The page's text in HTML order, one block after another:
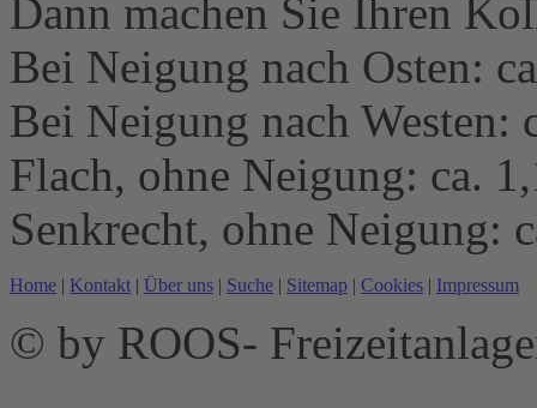
Dann machen Sie Ihren
Bei Neigung nach Osten:
Bei Neigung nach Westen:
Flach, ohne Neigung: ca.
Senkrecht, ohne Neigung:
Home | Kontakt | Über uns | Suche | Sitemap | Cookies | Impressum
© by ROOS-